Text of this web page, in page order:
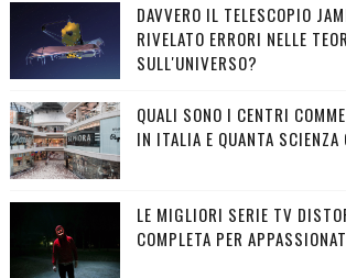
DAVVERO IL TELESCOPIO
RIVELATO ERRORI NELLE
SULL'UNIVERSO?
QUALI SONO I CENTRI
IN ITALIA E QUANTA SCIENZA
LE MIGLIORI SERIE TV
COMPLETA PER